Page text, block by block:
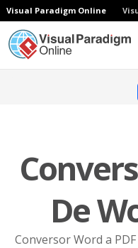
Visual Paradigm Online
De
Conversor Word a